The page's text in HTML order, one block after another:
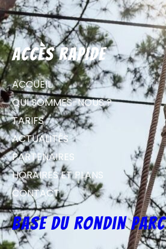
Accès rapide
ACCUEIL
QUI SOMMES-NOUS ?
TARIFS
ACTUALITÉS
PARTENAIRES
HORAIRES ET PLANS
CONTACT
Base du Rondin parc